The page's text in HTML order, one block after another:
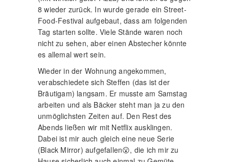
8 wieder zurück. In wurde gerade ein Street-
Food-Festival aufgebaut, dass am folgenden
Tag starten sollte. Viele Stände waren noch
nicht zu sehen, aber einen Abstecher könnte
es allemal wert sein.
Wieder in der Wohnung angekommen,
verabschiedete sich Steffen (das ist der
Bräutigam) langsam. Er musste am Samstag
arbeiten und als Bäcker steht man ja zu den
unmöglichsten Zeiten auf. Den Rest des
Abends ließen wir mit Netflix ausklingen.
Dabei ist mir auch gleich eine neue Serie
(Black Mirror) aufgefallen😮, die ich mir zu